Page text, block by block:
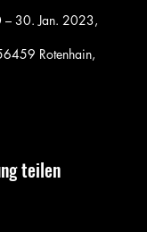
30. Jan. 2023,
Rotenhain,
teilen